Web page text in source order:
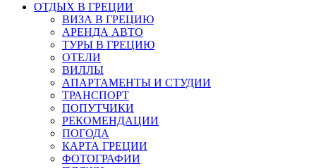
ОТДЫХ В ГРЕЦИИ
ВИЗА В ГРЕЦИЮ
АРЕНДА АВТО
ТУРЫ В ГРЕЦИЮ
ОТЕЛИ
ВИЛЛЫ
АПАРТАМЕНТЫ И СТУДИИ
ТРАНСПОРТ
ПОПУТЧИКИ
РЕКОМЕНДАЦИИ
ПОГОДА
КАРТА ГРЕЦИИ
ФОТОГРАФИИ